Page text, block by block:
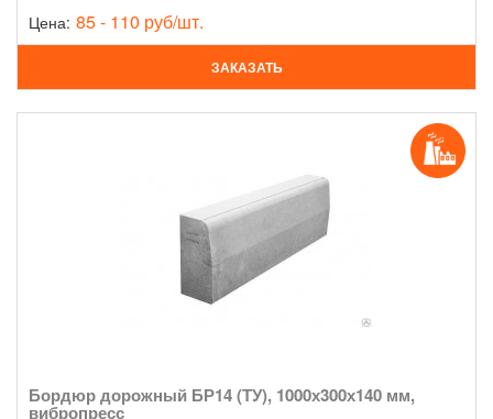
Цена: 85 - 110 руб/шт.
ЗАКАЗАТЬ
Бордюр дорожный БР14 (ТУ), 1000х300х140 мм,
вибропресс